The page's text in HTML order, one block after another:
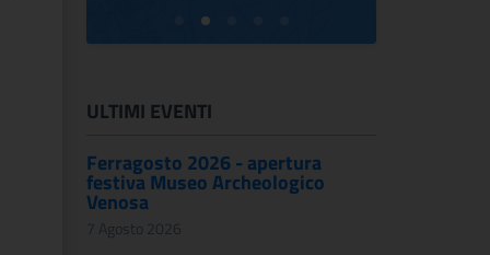
ULTIMI EVENTI
Ferragosto 2026 - apertura
festiva Museo Archeologico
Venosa
7 Agosto 2026